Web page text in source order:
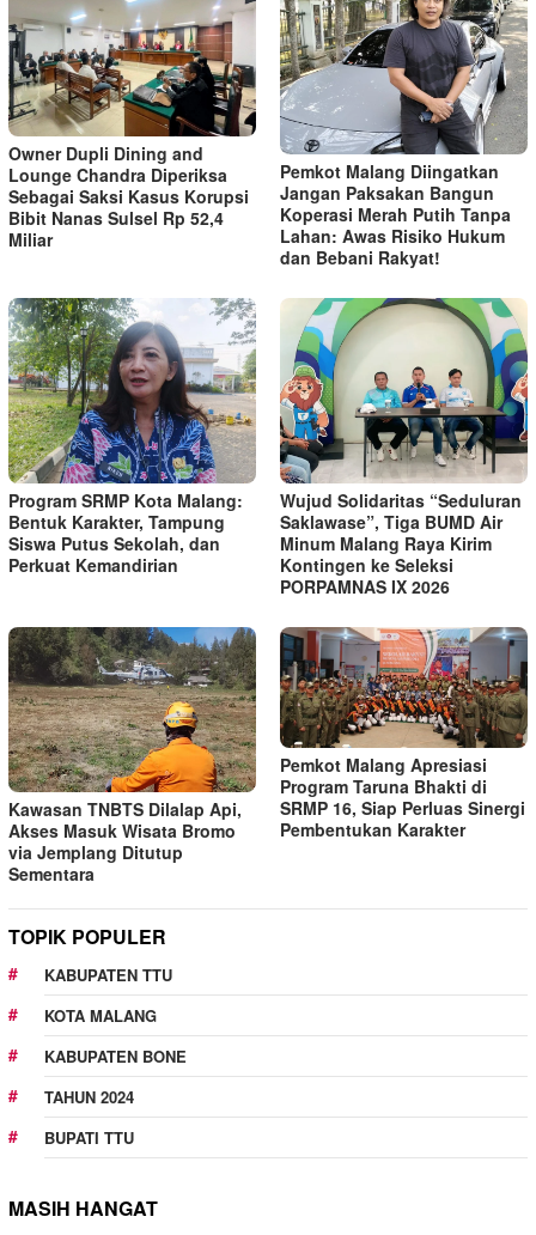
Owner Dupli Dining and
Lounge Chandra Diperiksa
Sebagai Saksi Kasus Korupsi
Bibit Nanas Sulsel Rp 52,4
Miliar
Pemkot Malang Diingatkan
Jangan Paksakan Bangun
Koperasi Merah Putih Tanpa
Lahan: Awas Risiko Hukum
dan Bebani Rakyat!
Program SRMP Kota Malang:
Bentuk Karakter, Tampung
Siswa Putus Sekolah, dan
Perkuat Kemandirian
Wujud Solidaritas “Seduluran
Saklawase”, Tiga BUMD Air
Minum Malang Raya Kirim
Kontingen ke Seleksi
PORPAMNAS IX 2026
Kawasan TNBTS Dilalap Api,
Akses Masuk Wisata Bromo
via Jemplang Ditutup
Sementara
Pemkot Malang Apresiasi
Program Taruna Bhakti di
SRMP 16, Siap Perluas Sinergi
Pembentukan Karakter
TOPIK POPULER
KABUPATEN TTU
KOTA MALANG
KABUPATEN BONE
TAHUN 2024
BUPATI TTU
MASIH HANGAT